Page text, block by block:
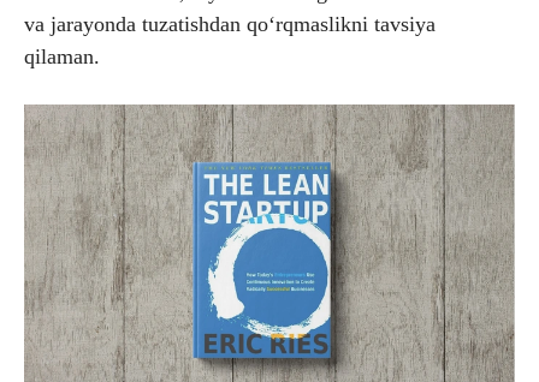
va jarayonda tuzatishdan qo‘rqmaslikni tavsiya
qilaman.